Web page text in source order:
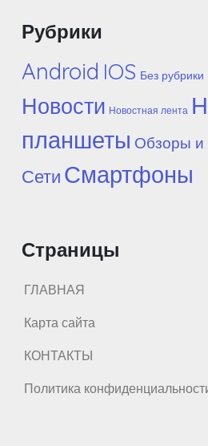
Рубрики
Android IOS Без рубрики
Новости Новостная лента
планшеты Обзоры и
Сети Смартфоны
Страницы
ГЛАВНАЯ
Карта сайта
КОНТАКТЫ
Политика